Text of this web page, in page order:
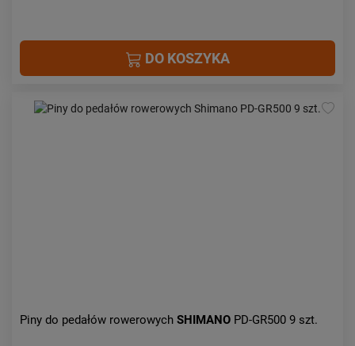
DO KOSZYKA
Piny do pedałów rowerowych SHIMANO PD-GR500 9 szt.